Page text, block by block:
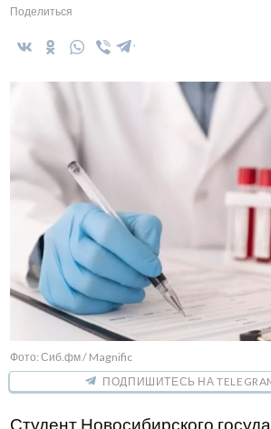
Поделиться
Фото: Сиб.фм / Magnific
ПОДПИШИТЕСЬ НА
Студент Новосибирского